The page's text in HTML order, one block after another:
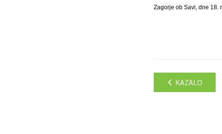
Zagorje ob Savi, dne 18.
KAZALO